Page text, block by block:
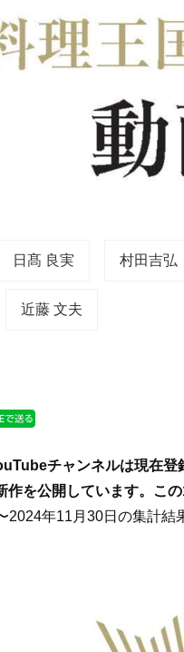
日髙 良実 村田吉弘
近藤 文夫
チャンネルは現在
作を公開しています。こ
2024年11月30日の集計結